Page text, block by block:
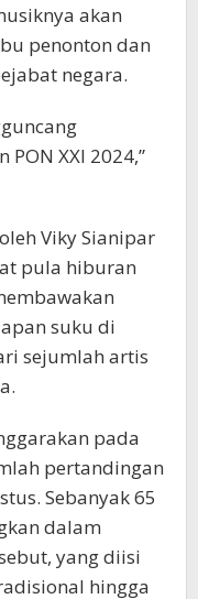
akan
penonton dan
negara.
XXI 2024,”
Viky Sianipar
pula hiburan
suku di
sejumlah artis
pada
pertandingan
Sebanyak 65
dalam
yang diisi
hingga